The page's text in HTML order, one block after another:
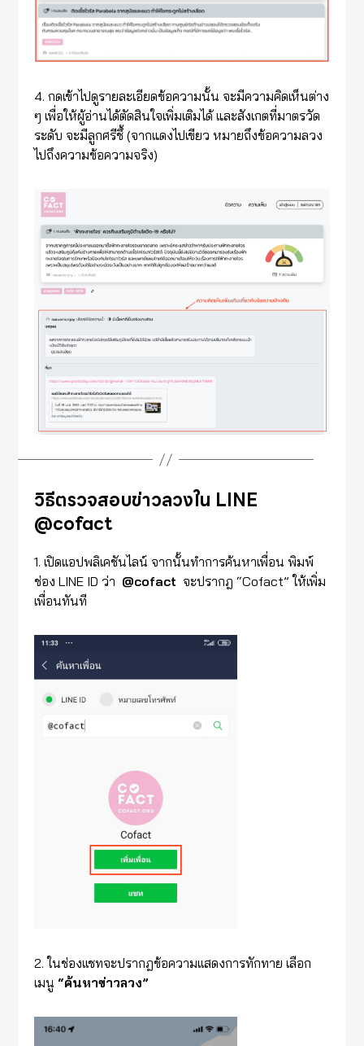
4. กดเข้าไปดูรายละเอียดข้อความนั้น จะมีความคิดเห็นต่าง
ๆ เพื่อให้ผู้อ่านได้ตัดสินใจเพิ่มเติมได้ และสังเกตที่มาตรวัด
ระดับ จะมีลูกศรีชึ้ (จากแดงไปเขียว หมายถึงข้อความลวง
ไปถึงความข้อความจริง)
วิธีตรวจสอบข่าวลวงใน LINE
@cofact
1. เปิดเเอปพลิเคชันไลน์ จากนั้นทำการค้นหาเพื่อน พิมพ์
ช่อง LINE ID ว่า @cofact จะปรากฎ “Cofact” ให้เพิ่ม
เพื่อนทันที
2. ในช่องเเชทจะปรากฎข้อความเเสดงการทักทาย เลือก
เมนู “ค้นหาข่าวลวง”